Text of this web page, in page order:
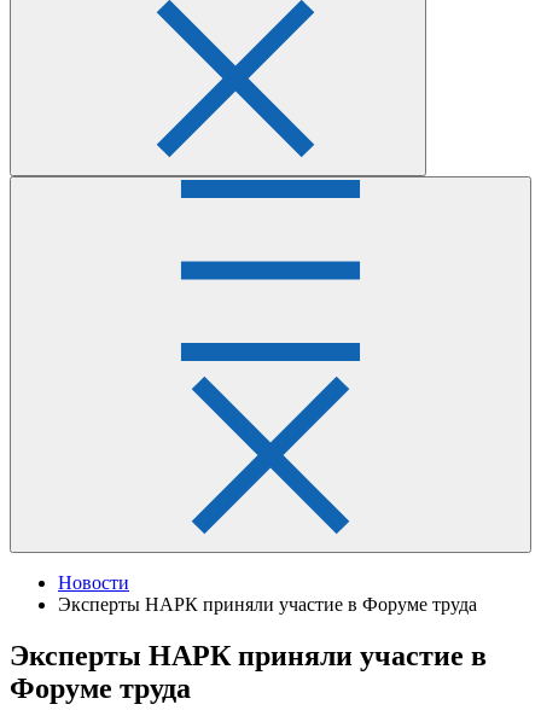
Новости
Эксперты НАРК приняли участие в Форуме труда
Эксперты НАРК приняли участие в
Форуме труда